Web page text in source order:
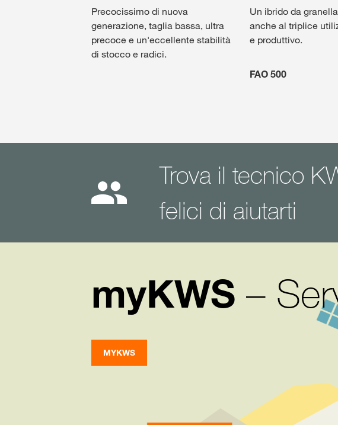
Precocissimo di nuova
generazione, taglia bassa, ultra
precoce e un'eccellente stabilità
di stocco e radici.
Un ibrido da
anche al triplice
e produttivo.
FAO 500
Trova il tecnico
felici di aiutarti
myKWS –
MYKWS